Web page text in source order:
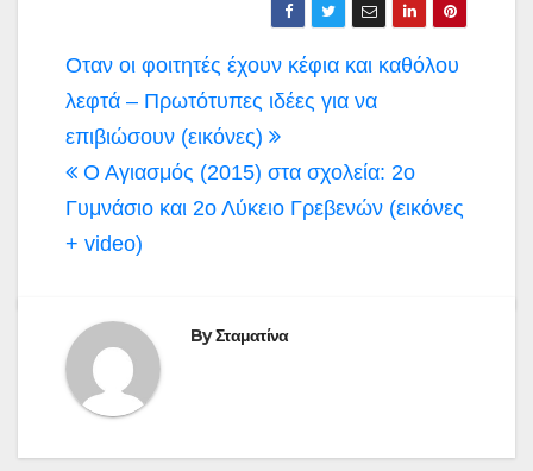
Πλοήγηση
άρθρων
Οταν οι φοιτητές έχουν κέφια και καθόλου
λεφτά – Πρωτότυπες ιδέες για να
επιβιώσουν (εικόνες)
Ο Αγιασμός (2015) στα σχολεία: 2ο
Γυμνάσιο και 2ο Λύκειο Γρεβενών (εικόνες
+ video)
ByΣταματίνα